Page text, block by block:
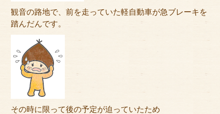
よくある質問
ブログ
ご利用の流れ
今月のオススメ衣装
成人式特設ページ
観音の路地で、前を走っていた軽自動車が急ブレーキを
踏んだんです。
その時に限って後の予定が迫っていたため